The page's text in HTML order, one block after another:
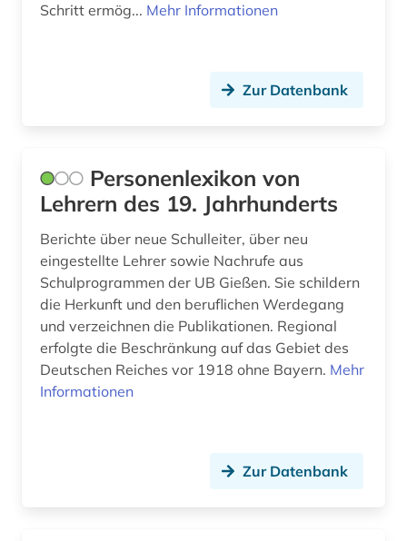
westfalen (1)
widerstandskämpferin (1)
wien (3)
wirtschaftswissenschaftler (1)
wittgenstein (1)
wolfgang amadeus (1)
wörterbuch (42)
zeitgenossen (2)
ärztin (1)
Schritt ermög... Mehr Informationen
Zur Datenbank
Personenlexikon von
Lehrern des 19. Jahrhunderts
Berichte über neue Schulleiter, über neu
eingestellte Lehrer sowie Nachrufe aus
Schulprogrammen der UB Gießen. Sie schildern
die Herkunft und den beruflichen Werdegang
und verzeichnen die Publikationen. Regional
erfolgte die Beschränkung auf das Gebiet des
Deutschen Reiches vor 1918 ohne Bayern. Mehr
Informationen
Zur Datenbank